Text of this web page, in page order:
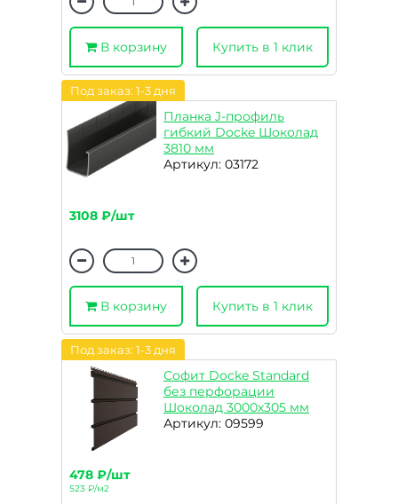
В корзину Купить в 1 клик
Под заказ: 1-3 дня
Планка J-профиль
гибкий Docke Шоколад
3810 мм
Артикул: 03172
3108 ₽/шт
В корзину Купить в 1 клик
Под заказ: 1-3 дня
Софит Docke Standard
без перфорации
Шоколад 3000х305 мм
Артикул: 09599
478 ₽/шт
523 ₽/м2